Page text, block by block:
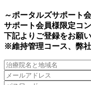
～ポータルズサポート
サポート会員様限定コ
下記よりご登録をお願い
※維持管理コース、弊